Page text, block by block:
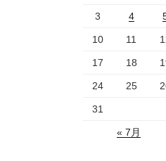
3 4
10 11
17 18
24 25
31
« 7月